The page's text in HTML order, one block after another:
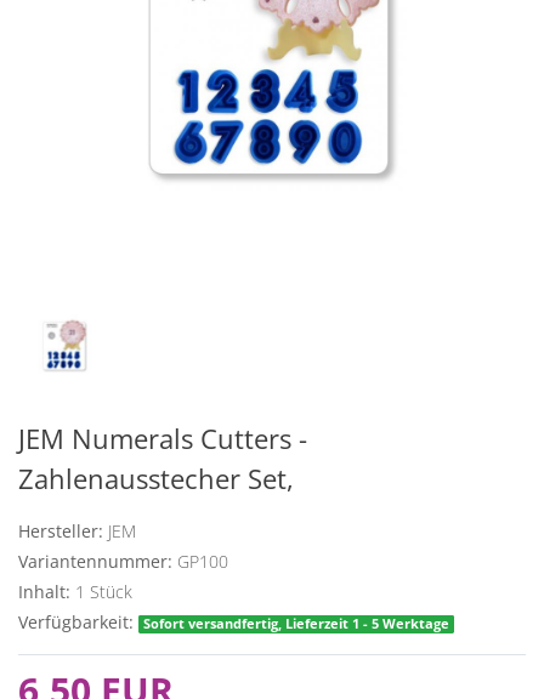
JEM Numerals Cutters -
Zahlenausstecher Set,
Hersteller: JEM
Variantennummer: GP100
Inhalt: 1 Stück
Verfügbarkeit:
Sofort versandfertig, Lieferzeit 1 - 5 Werktage